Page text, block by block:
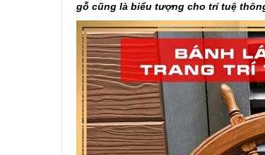
gỗ cũng là biểu tượng cho trí tuệ